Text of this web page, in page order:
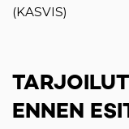
(KASVIS)
ENNEN